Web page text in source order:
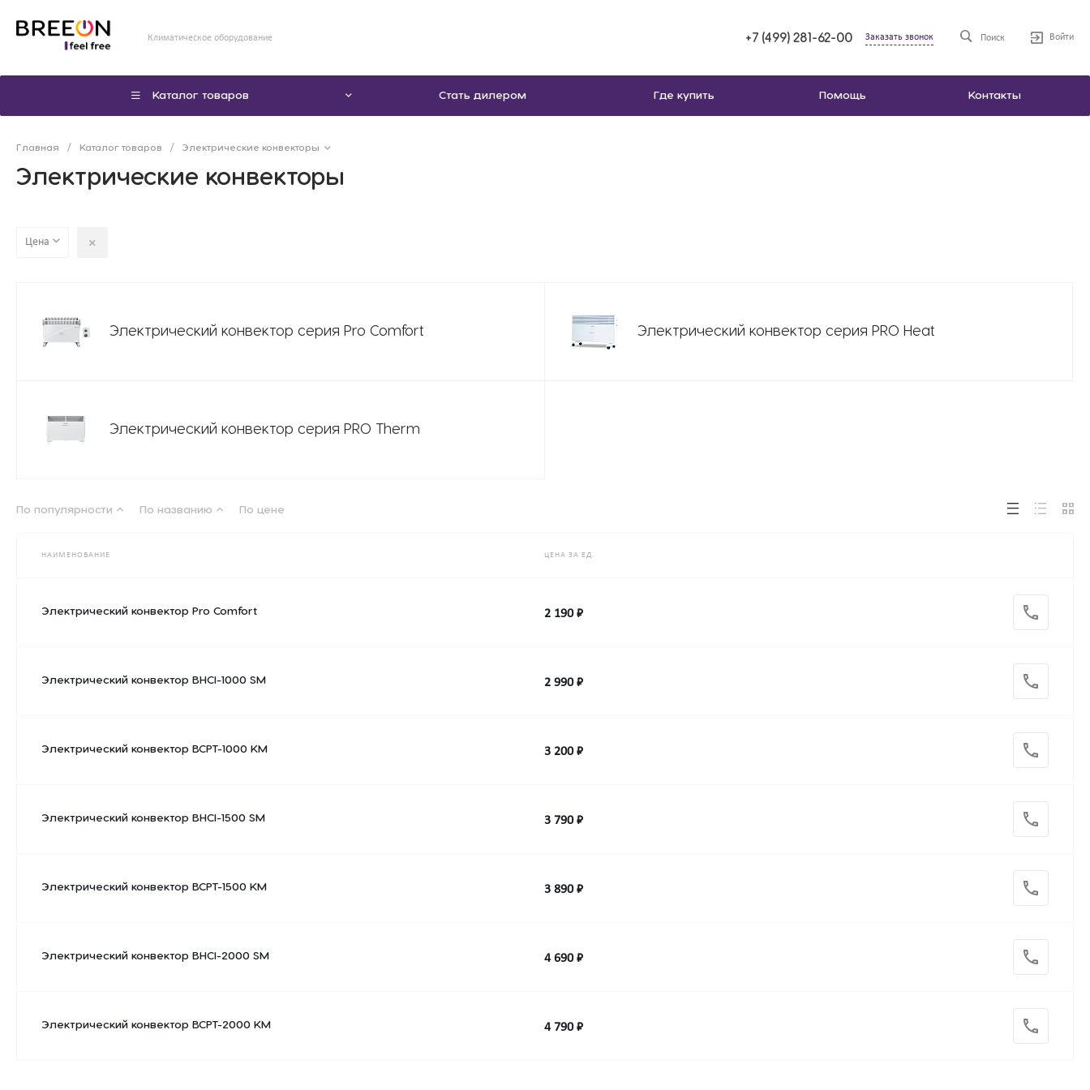
Климатическое оборудование +7 (499) 281-62-00 Заказать звонок Поиск Войти
Каталог товаров Стать дилером Где купить Помощь Контакты
Главная / Каталог товаров / Электрические конвекторы
Электрические конвекторы
Цена
Электрический конвектор серия Pro Comfort Электрический конвектор серия PRO Heat
Электрический конвектор серия PRO Therm
По популярности По названию По цене
НАИМЕНОВАНИЕ ЦЕНА ЗА ЕД.
Электрический конвектор Pro Comfort 2 190 ₽
Электрический конвектор BHCI-1000 SM 2 990 ₽
Электрический конвектор BCPT-1000 KM 3 200 ₽
Электрический конвектор BHCI-1500 SM 3 790 ₽
Электрический конвектор BCPT-1500 KM 3 890 ₽
Электрический конвектор BHCI-2000 SM 4 690 ₽
Электрический конвектор BCPT-2000 KM 4 790 ₽